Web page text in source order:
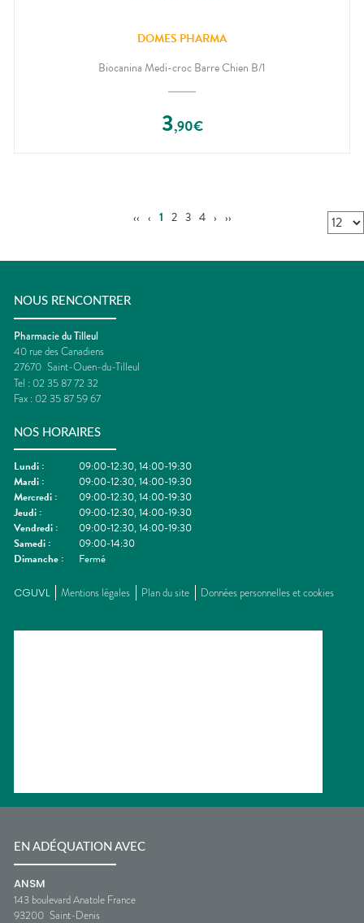
DOMES PHARMA
Biocanina Medi-croc Barre Chien B/1
3,90€
‹‹ ‹ 1 2 3 4 › ››
NOUS RENCONTRER
Pharmacie du Tilleul
40 rue des Canadiens
27670 Saint-Ouen-du-Tilleul
Tel : 02 35 87 72 32
Fax : 02 35 87 59 67
NOS HORAIRES
Lundi :
09:00-12:30, 14:00-19:30
Mardi :
09:00-12:30, 14:00-19:30
Mercredi :
09:00-12:30, 14:00-19:30
Jeudi :
09:00-12:30, 14:00-19:30
Vendredi :
09:00-12:30, 14:00-19:30
Samedi :
09:00-14:30
Dimanche : Fermé
CGUVL Mentions légales Plan du site Données personnelles et cookies
EN ADÉQUATION AVEC
ANSM
143 boulevard Anatole France
93200 Saint-Denis